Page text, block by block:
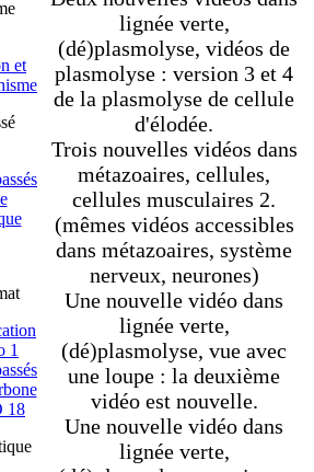
et
1
18
lignée verte,
(dé)plasmolyse, vidéos de
plasmolyse : version 3 et 4
de la plasmolyse de cellule
d'élodée.
Trois nouvelles vidéos dans
métazoaires, cellules,
cellules musculaires 2.
(mêmes vidéos accessibles
dans métazoaires, système
nerveux, neurones)
Une nouvelle vidéo dans
lignée verte,
(dé)plasmolyse, vue avec
une loupe : la deuxième
vidéo est nouvelle.
Une nouvelle vidéo dans
lignée verte,